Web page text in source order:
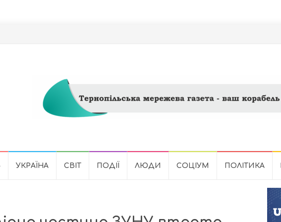
УКРАЇНА СВІТ ПОДІЇ ЛЮДИ СОЦІУМ ПОЛІТИКА